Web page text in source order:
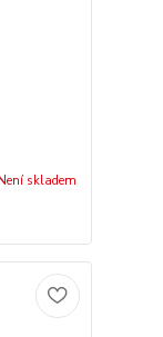
skladem